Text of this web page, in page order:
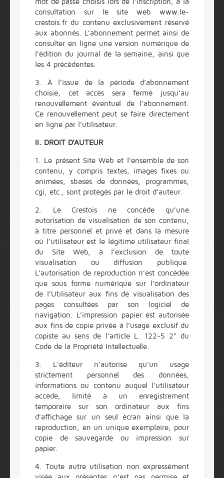
consultation sur le site web www.le-
crestois.fr du contenu exclusivement réservé
aux abonnés. L’abonnement permet ainsi de
consulter en ligne une version numérique de
l’édition du journal de la semaine, ainsi que
les 4 précédentes.
3. À l’issue de la période d’abonnement
choisie, cet accès sera fermé jusqu’au
renouvellement éventuel de l’abonnement.
Ce renouvellement peut se faire directement
en ligne par l’utilisateur.
II. DROIT D’AUTEUR
1. Le présent Site Web et l’ensemble de son
contenu, y compris textes, images fixes ou
animées, sbases de données, programmes,
cgi, etc., sont protégés par le droit d’auteur.
2. Le Crestois ne concède qu’une
autorisation de visualisation de son contenu,
à titre personnel et privé et dans la mesure
où l’utilisateur est le légitime utilisateur final
du Site Web, à l’exclusion de toute
visualisation ou diffusion publique.
L’autorisation de reproduction n’est concédée
que sous forme numérique sur l’ordinateur
de l’Utilisateur aux fins de visualisation des
pages consultées par son logiciel de
navigation. L’impression papier est autorisée
aux fins de copie privée à l’usage exclusif du
copiste au sens de l’article L. 122-5 2° du
Code de la Propriété Intellectuelle.
3. L'éditeur n'autorise qu'un usage
strictement personnel des données,
informations ou contenu auquel l’utilisateur
accède, limité à un enregistrement
temporaire sur son ordinateur aux fins
d'affichage sur un seul écran ainsi que la
reproduction, en un unique exemplaire, pour
copie de sauvegarde ou impression sur
papier.
4. Toute autre utilisation non expressément